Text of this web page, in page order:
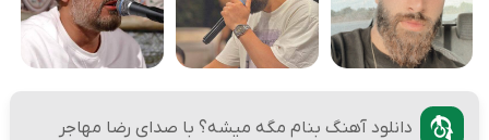
دانلود آهنگ بنام مگه میشه؟ با صدای رضا مهاجر